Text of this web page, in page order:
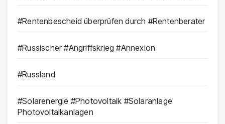
#Rentenbescheid überprüfen durch #Rentenberater
#Russischer #Angriffskrieg #Annexion
#Russland
#Solarenergie #Photovoltaik #Solaranlage
Photovoltaikanlagen